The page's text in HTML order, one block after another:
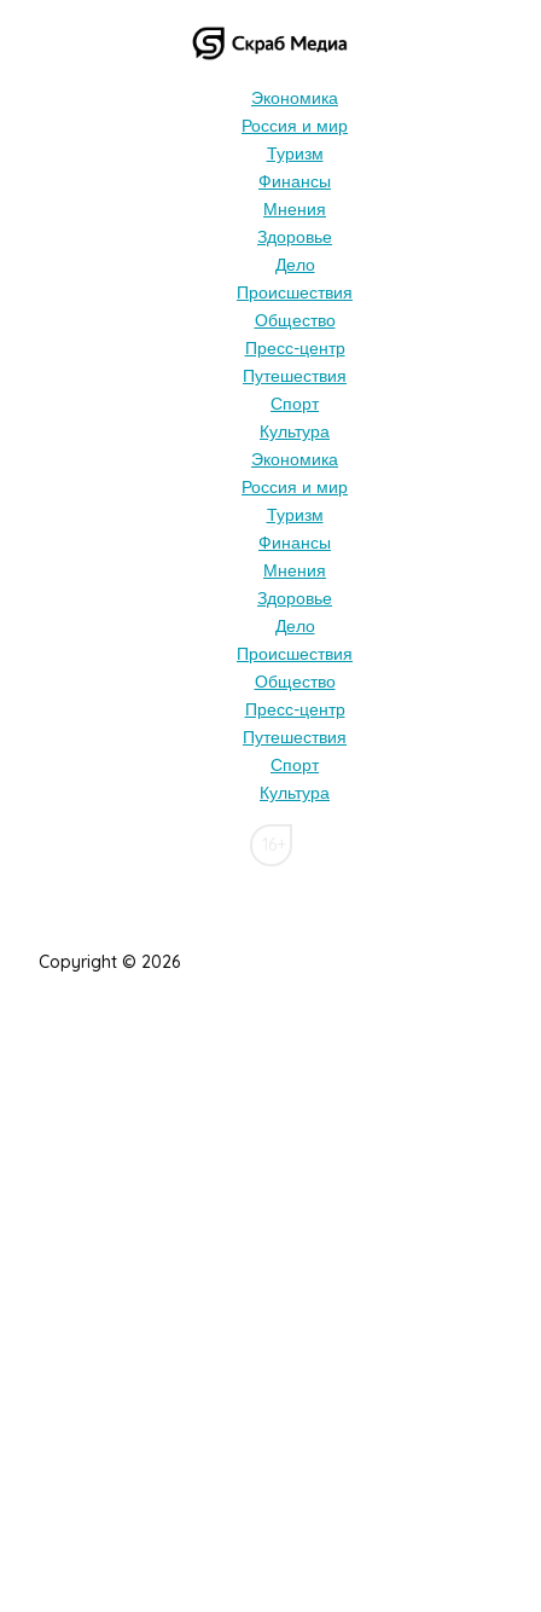
Экономика
Россия и мир
Туризм
Финансы
Мнения
Здоровье
Дело
Происшествия
Общество
Пресс-центр
Путешествия
Спорт
Культура
Экономика
Россия и мир
Туризм
Финансы
Мнения
Здоровье
Дело
Происшествия
Общество
Пресс-центр
Путешествия
Спорт
Культура
Copyright © 2026